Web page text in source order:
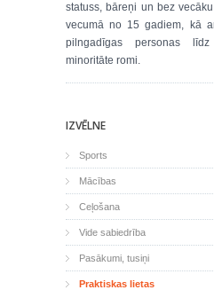
statuss, bāreņi un bez
vecumā no 15 gadiem, kā
pilngadīgas personas
minoritāte romi.
IZVĒLNE
Sports
Mācības
Ceļošana
Vide sabiedrība
Pasākumi, tusiņi
Praktiskas lietas